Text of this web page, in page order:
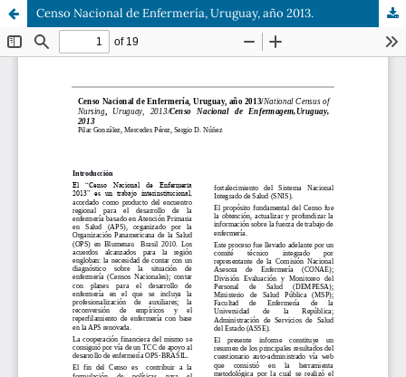
Censo Nacional de Enfermería, Uruguay, año 2013.